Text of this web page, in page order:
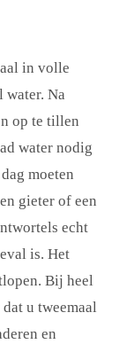
in volle
Na
op te tillen
water nodig
moeten
gieter of een
echt
is. Het
Bij heel
u tweemaal
en